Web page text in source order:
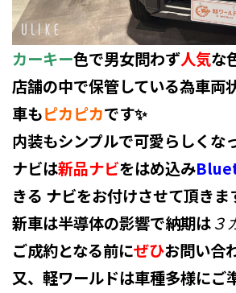
カーキー色で男女問わず人気な
店舗の中で保管している為車両
車もピカピカです✨
内装もシンプルで可愛らしくな
ナビは新品ナビをはめ込み
きる ナビをお付けさせて頂きま
新車は半導体の影響で納期は３
ご成約となる前にぜひお問い合
又、軽ワールドは車種多様にご